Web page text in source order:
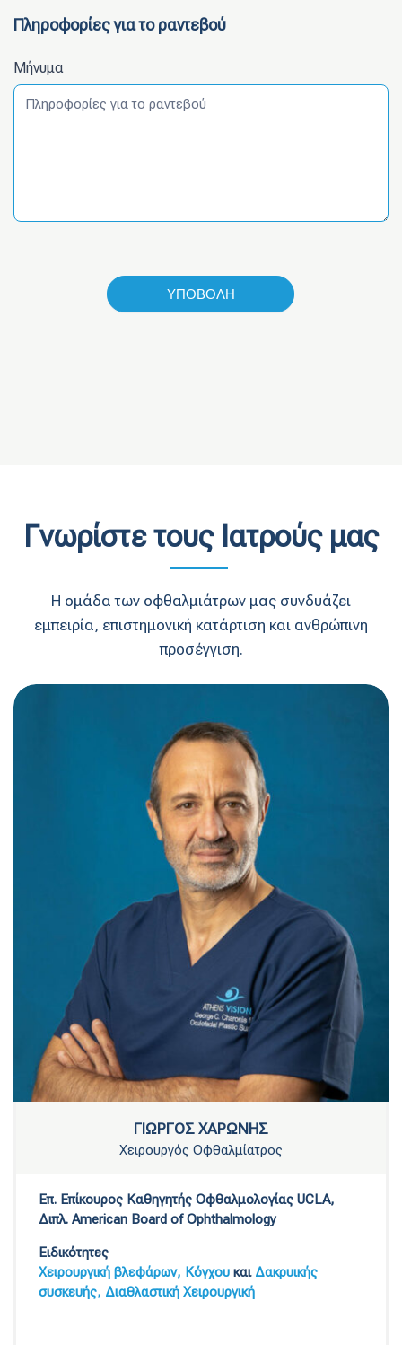
Πληροφορίες για το ραντεβού
Μήνυμα
ΥΠΟΒΟΛΗ
Γνωρίστε τους Ιατρούς μας
Η ομάδα των οφθαλμιάτρων μας συνδυάζει
εμπειρία, επιστημονική κατάρτιση και ανθρώπινη
προσέγγιση.
ΓΙΩΡΓΟΣ ΧΑΡΩΝΗΣ
Χειρουργός Οφθαλμίατρος
Επ. Επίκουρος Καθηγητής Οφθαλμολογίας UCLA,
Διπλ. American Board of Ophthalmology
Ειδικότητες
Χειρουργική βλεφάρων, Kόγχου και Δακρυικής
συσκευής, Διαθλαστική Χειρουργική